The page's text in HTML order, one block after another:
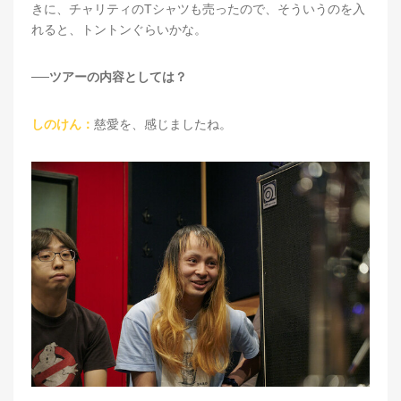
きに、チャリティのTシャツも売ったので、そういうのを入
れると、トントンぐらいかな。
──ツアーの内容としては？
しのけん： 慈愛を、感じましたね。